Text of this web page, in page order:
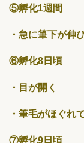
⑤孵化1週間
・急に筆下が伸
⑥孵化8日頃
・目が開く
・筆毛がほぐれ
⑦孵化9日頃